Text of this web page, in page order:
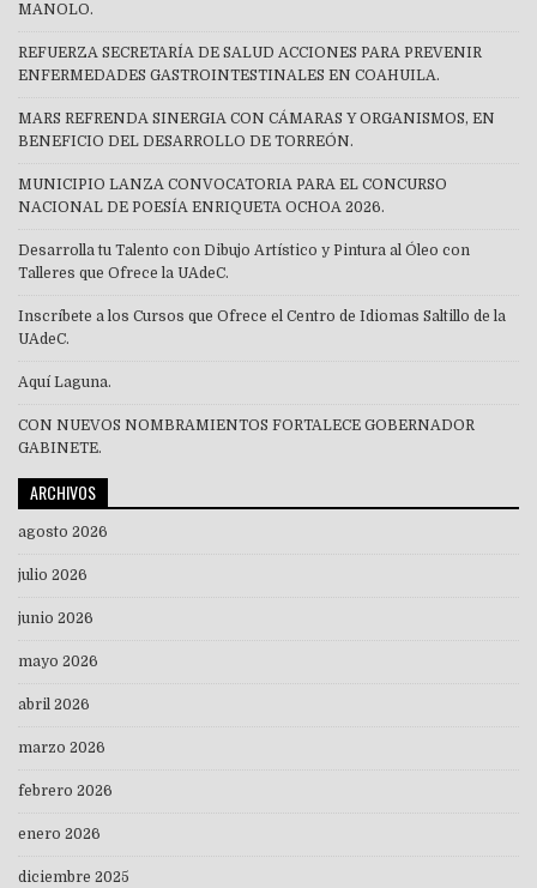
MANOLO.
REFUERZA SECRETARÍA DE SALUD ACCIONES PARA PREVENIR
ENFERMEDADES GASTROINTESTINALES EN COAHUILA.
MARS REFRENDA SINERGIA CON CÁMARAS Y ORGANISMOS, EN
BENEFICIO DEL DESARROLLO DE TORREÓN.
MUNICIPIO LANZA CONVOCATORIA PARA EL CONCURSO
NACIONAL DE POESÍA ENRIQUETA OCHOA 2026.
Desarrolla tu Talento con Dibujo Artístico y Pintura al Óleo con
Talleres que Ofrece la UAdeC.
Inscríbete a los Cursos que Ofrece el Centro de Idiomas Saltillo de la
UAdeC.
Aquí Laguna.
CON NUEVOS NOMBRAMIENTOS FORTALECE GOBERNADOR
GABINETE.
ARCHIVOS
agosto 2026
julio 2026
junio 2026
mayo 2026
abril 2026
marzo 2026
febrero 2026
enero 2026
diciembre 2025